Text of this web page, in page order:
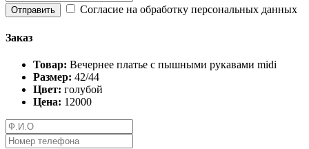
Отправить Согласие на обработку персональных данных
Заказ
Товар: Вечернее платье с пышными рукавами midi
Размер: 42/44
Цвет: голубой
Цена: 12000